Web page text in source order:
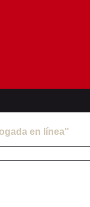
en línea"